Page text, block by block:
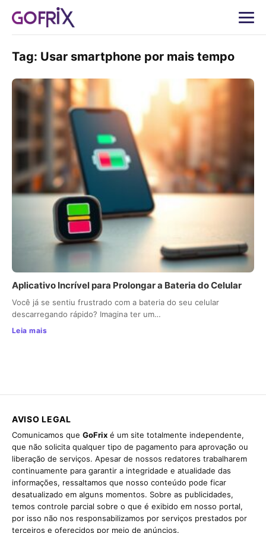
Tag: Usar smartphone por mais tempo
Aplicativo Incrível para Prolongar a Bateria do Celular
Você já se sentiu frustrado com a bateria do seu celular
descarregando rápido? Imagina ter um…
Leia mais
AVISO LEGAL
Comunicamos que GoFrix é um site totalmente independente,
que não solicita qualquer tipo de pagamento para aprovação ou
liberação de serviços. Apesar de nossos redatores trabalharem
continuamente para garantir a integridade e atualidade das
informações, ressaltamos que nosso conteúdo pode ficar
desatualizado em alguns momentos. Sobre as publicidades,
temos controle parcial sobre o que é exibido em nosso portal,
por isso não nos responsabilizamos por serviços prestados por
terceiros e oferecidos por meio de anúncios.